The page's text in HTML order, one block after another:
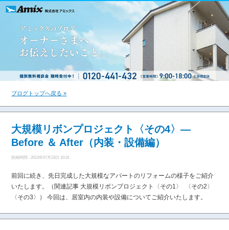
ブログトップへ戻る »
大規模リボンプロジェクト〈その4〉―
Before ＆ After（内装・設備編）
投稿時間 : 2013年07月23日 10:31
前回に続き、先日完成した大規模なアパートのリフォームの様子をご紹介
いたします。（関連記事 大規模リボンプロジェクト〈その1〉 〈その2〉
〈その3〉） 今回は、居室内の内装や設備についてご紹介いたします。